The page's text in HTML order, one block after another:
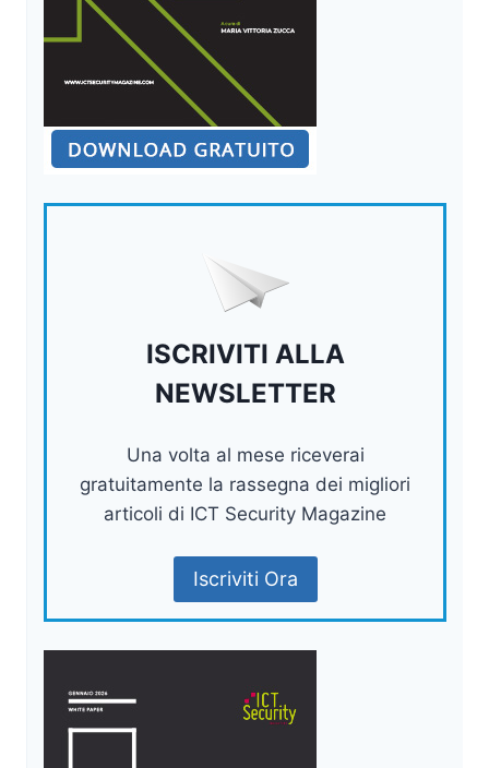
ISCRIVITI ALLA
NEWSLETTER
Una volta al mese riceverai
gratuitamente la rassegna dei migliori
articoli di ICT Security Magazine
Iscriviti Ora